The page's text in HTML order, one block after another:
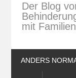
Der Blog
mit
ANDERS